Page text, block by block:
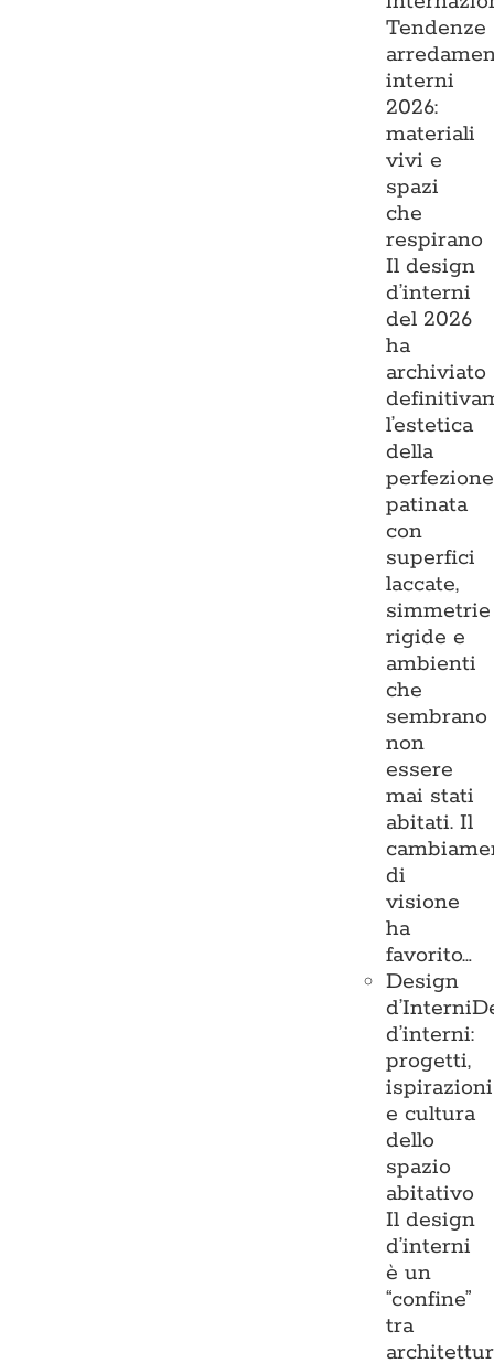
Tendenze
interni
2026:
materiali
vivi e
spazi
che
respirano
Il design
d’interni
del 2026
ha
archiviato
l’estetica
della
perfezione
patinata
con
superfici
laccate,
simmetrie
rigide e
ambienti
che
sembrano
non
essere
mai stati
abitati. Il
di
visione
ha
favorito…
Design
d’Interni
d’interni:
progetti,
ispirazioni
e cultura
dello
spazio
abitativo
Il design
d’interni
è un
“confine”
tra